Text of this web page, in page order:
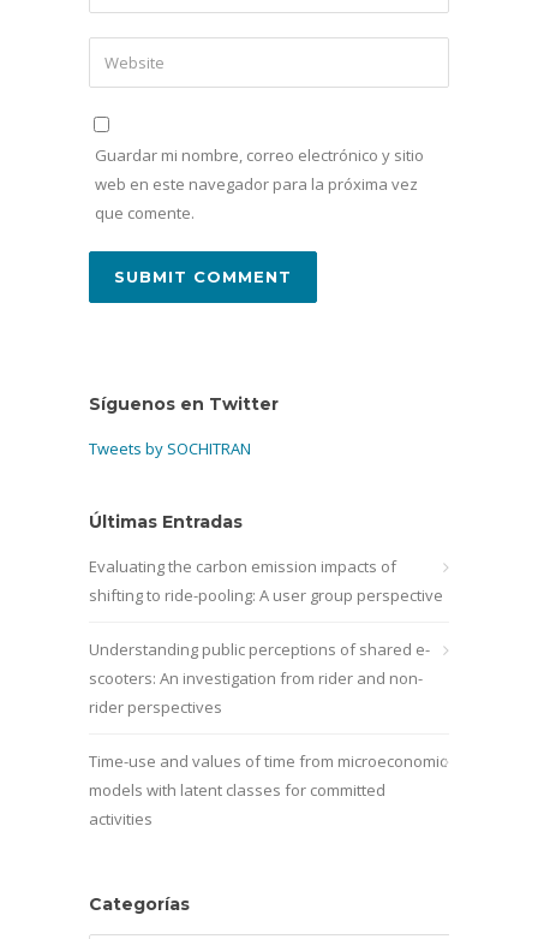
Guardar mi nombre, correo electrónico y sitio
web en este navegador para la próxima vez
que comente.
Síguenos en Twitter
Tweets by SOCHITRAN
Últimas Entradas
Evaluating the carbon emission impacts of
shifting to ride-pooling: A user group perspective
Understanding public perceptions of shared e-
scooters: An investigation from rider and non-
rider perspectives
Time-use and values of time from microeconomic
models with latent classes for committed
activities
Categorías